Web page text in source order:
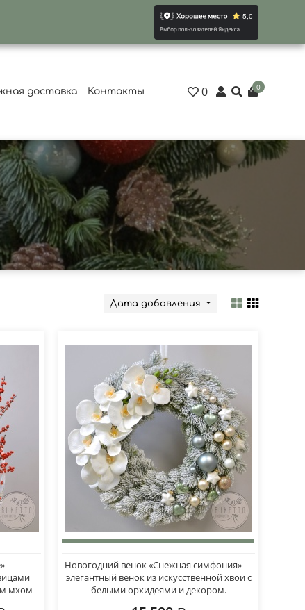
доставка Контакты 0 0
Дата добавления
—
мхом
Новогодний венок «Снежная симфония» —
элегантный венок из искусственной хвои с
белыми орхидеями и декором.